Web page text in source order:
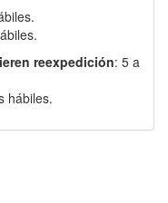
reexpedición: 5 a
hábiles.